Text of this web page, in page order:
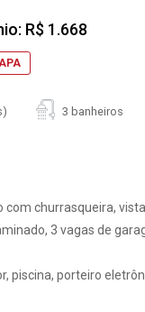
R$ 1.668
3 banheiros
churrasqueira,
3 vagas de
piscina, porteiro